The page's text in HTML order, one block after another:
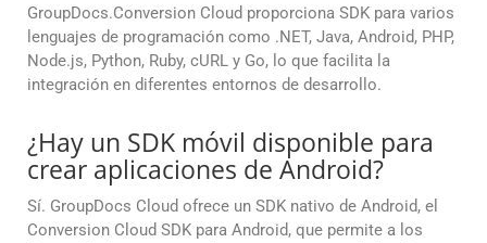
GroupDocs.Conversion Cloud proporciona SDK para varios
lenguajes de programación como .NET, Java, Android, PHP,
Node.js, Python, Ruby, cURL y Go, lo que facilita la
integración en diferentes entornos de desarrollo.
¿Hay un SDK móvil disponible para
crear aplicaciones de Android?
Sí. GroupDocs Cloud ofrece un SDK nativo de Android, el
Conversion Cloud SDK para Android, que permite a los